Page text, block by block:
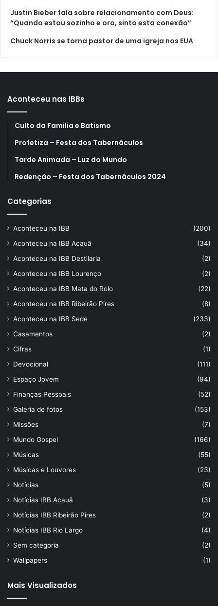
Justin Bieber fala sobre relacionamento com Deus:
“Quando estou sozinho e oro, sinto esta conexão”
Chuck Norris se torna pastor de uma igreja nos EUA
Aconteceu nas IBBs
Culto da Familia e Batismo
Profetiza – Festa dos Tabernáculos
Tarde Animada – Luz do Mundo
Redenção – Festa dos Tabernáculos 2024
Categorias
Aconteceu na IBB
(200)
Aconteceu na IBB Acauã
(34)
Aconteceu na IBB Destilaria
(2)
Aconteceu na IBB Lourenço
(2)
Aconteceu na IBB Mata do Rolo
(22)
Aconteceu na IBB Ribeirão Pires
(8)
Aconteceu na IBB Sede
(233)
Casamentos
(2)
Cifras
(1)
Devocional
(111)
Espaço Jovem
(94)
Finanças Pessoais
(52)
Galeria de fotos
(153)
Missões
(7)
Mundo Gospel
(166)
Músicas
(55)
Músicas e Louvores
(23)
Notícias
(5)
Notícias IBB Acauã
(3)
Notícias IBB Ribeirão Pires
(2)
Notícias IBB Rio Largo
(4)
Sem categoria
(2)
Wallpapers
(1)
Mais Visualizados